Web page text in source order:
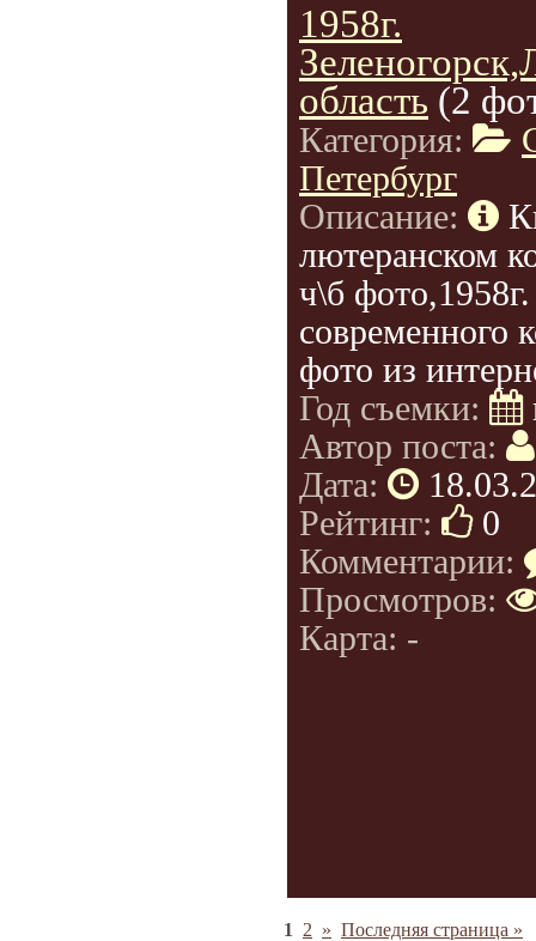
1958г.
область (2
Категория:
Петербург
Описание:
лютеранском
ч\б
современного
фото из
Год съемки:
Автор поста:
Дата:
Рейтинг:
0
Комментарии:
Просмотров:
Карта: -
1 2 » Последняя страница »